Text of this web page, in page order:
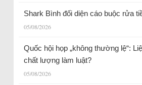
Shark Bình đối diện cáo buộc rửa
05/08/2026
Quốc hội họp „không thường lệ“:
chất lượng làm luật?
05/08/2026